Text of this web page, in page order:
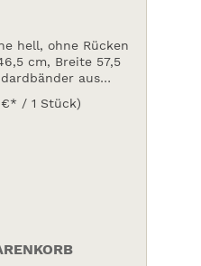
hell, ohne Rücken
cm, Breite 57,5
aus
Bänder auch
auf Anfrage
/ 1 Stück)